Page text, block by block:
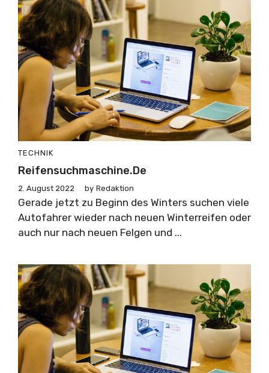
TECHNIK
Reifensuchmaschine.de
2. August 2022 by Redaktion
Gerade jetzt zu Beginn des Winters suchen viele
Autofahrer wieder nach neuen Winterreifen oder
auch nur nach neuen Felgen und ...